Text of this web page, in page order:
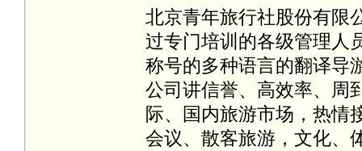
北京青年旅行社股份有限
过专门培训的各级管理人
称号的多种语言的翻译导
公司讲信誉、高效率、周
际、国内旅游市场，热情
会议、散客旅游，文化、